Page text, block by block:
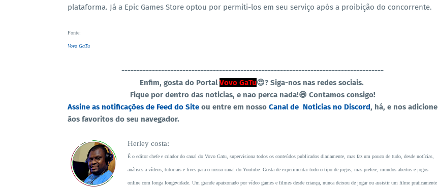
plataforma. Já a Epic Games Store optou por permiti-los em seu serviço após a proibição do concorrente.
Fonte:
Vovo GaTu
--------------------------------------------------------------------------------------
Enfim, gosta do PortalVovo GaTu😍? Siga-nos nas redes sociais.
Fique por dentro das noticias, e nao perca nada!😄 Contamos consigo!
Assine as notificações de Feed do Site ou entre em nosso Canal de Noticias no Discord, há, e nos adicione
ãos favoritos do seu navegador.
Herley costa:
É o editor chefe e criador do canal do Vovo Gatu, supervisiona todos os conteúdos publicados diariamente, mas faz um pouco de tudo, desde notícias,
análises a vídeos, tutoriais e lives para o nosso canal do Youtube. Gosta de experimentar todo o tipo de jogos, mas prefere, mundos abertos e jogos
online com longa longevidade. Um grande apaixonado por vídeo games e filmes desde criança, nunca deixou de jogar ou assistir um filme praticamente